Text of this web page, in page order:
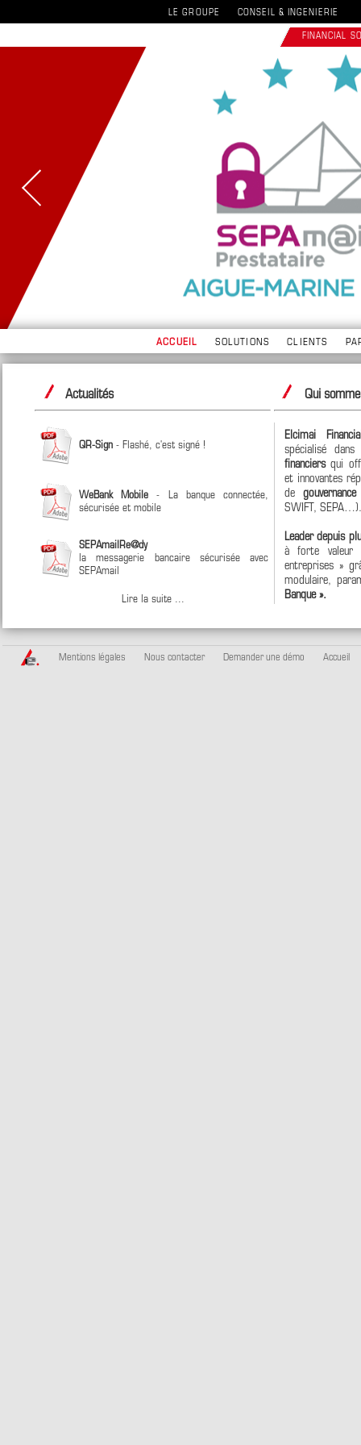
LE GROUPE CONSEIL & INGENIERIE
FINANCIAL
ACCUEIL SOLUTIONS CLIENTS
Actualités
QR-Sign - Flashé, c'est signé !
WeBank Mobile- La banque connectée,
sécurisée et mobile
SEPAmailRe@dy
la messagerie bancaire sécurisée avec
SEPAmail
Lire la suite ...
Qui
Elcimai
spécialisé
financiersqui
et innovantes
de
SWIFT, SEPA…).
Leader depuis
à forte valeur
entreprises »
modulaire,
Banque ».
Mentions légales Nous contacter Demander une démo Accueil